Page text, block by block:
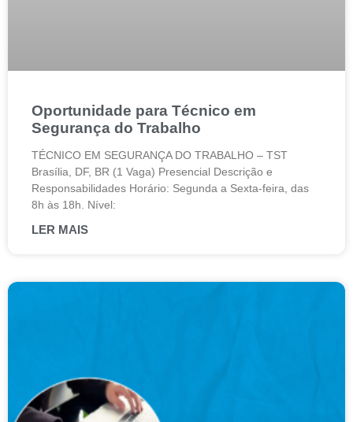
Oportunidade para Técnico em
Segurança do Trabalho
TÉCNICO EM SEGURANÇA DO TRABALHO – TST
Brasília, DF, BR (1 Vaga) Presencial Descrição e
Responsabilidades Horário: Segunda a Sexta-feira, das
8h às 18h. Nível:
LER MAIS